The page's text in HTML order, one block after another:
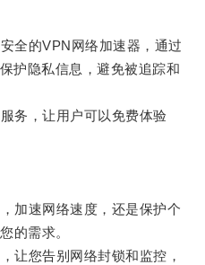
的VPN网络加速器，通过
护隐私信息，避免被追踪和
，让用户可以免费体验
速网络速度，还是保护个
的需求。
您告别网络封锁和监控，